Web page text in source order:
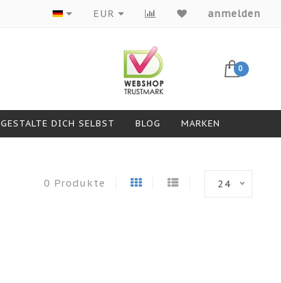
Produkte von Top-Marken
EUR anmelden
0
GESTALTE DICH SELBST BLOG MARKEN
0 Produkte 24